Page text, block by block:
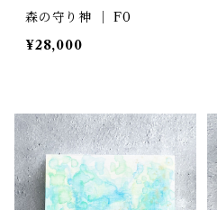
森の守り神 ｜ F0
¥28,000